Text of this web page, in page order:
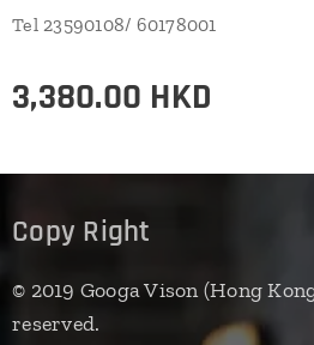
Tel 23590108/ 60178001
3,380.00 HKD
Copy Right
© 2019 Googa Vison (Hong
reserved.